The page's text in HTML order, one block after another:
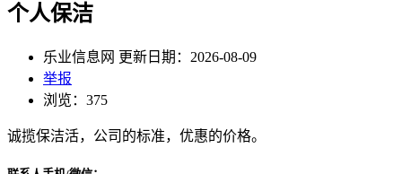
个人保洁
乐业信息网 更新日期：2026-08-09
举报
浏览：375
诚揽保洁活，公司的标准，优惠的价格。